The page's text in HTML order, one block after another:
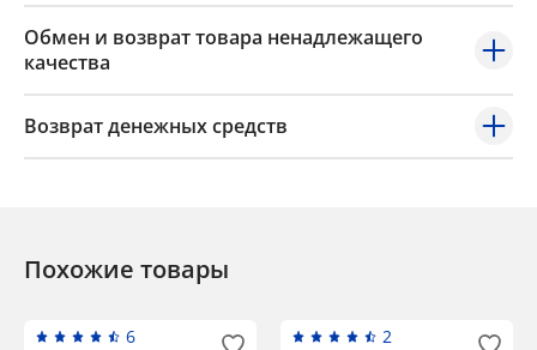
Обмен и возврат товара ненадлежащего
качества
Возврат денежных средств
Похожие товары
6 2